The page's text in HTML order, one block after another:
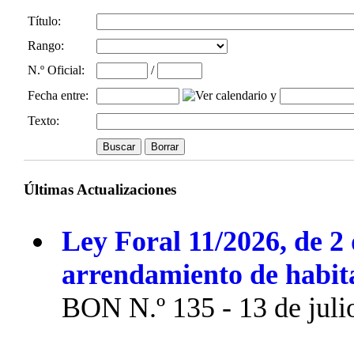
Título:
Rango:
N.º Oficial:
/
Fecha entre:
y
Texto:
Últimas Actualizaciones
Ley Foral 11/2026, de
arrendamiento de
BON N.º 135 - 13 de